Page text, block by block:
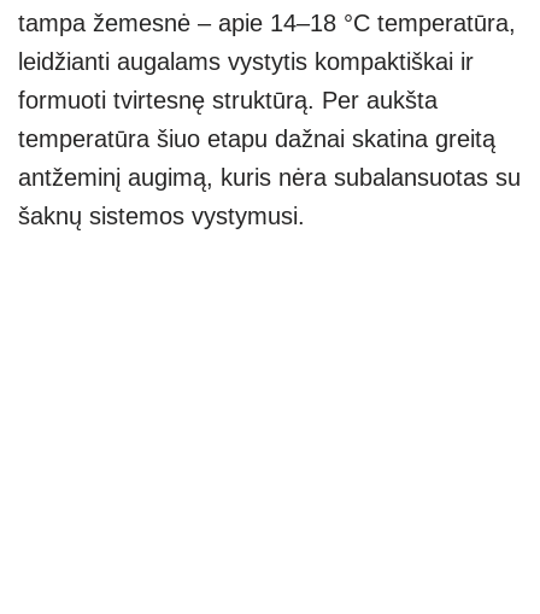
tampa žemesnė – apie 14–18 °C temperatūra,
leidžianti augalams vystytis kompaktiškai ir
formuoti tvirtesnę struktūrą. Per aukšta
temperatūra šiuo etapu dažnai skatina greitą
antžeminį augimą, kuris nėra subalansuotas su
šaknų sistemos vystymusi.